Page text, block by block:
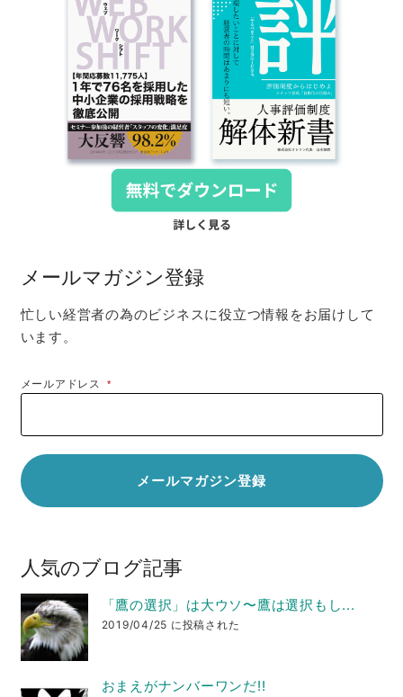
メールマガジン登録
忙しい経営者の為のビジネスに役立つ情報をお届けして
います。
メールアドレス*
人気のブログ記事
「鷹の選択」は大ウソ〜鷹は選択もし...
2019/04/25 に投稿された
おまえがナンバーワンだ!!